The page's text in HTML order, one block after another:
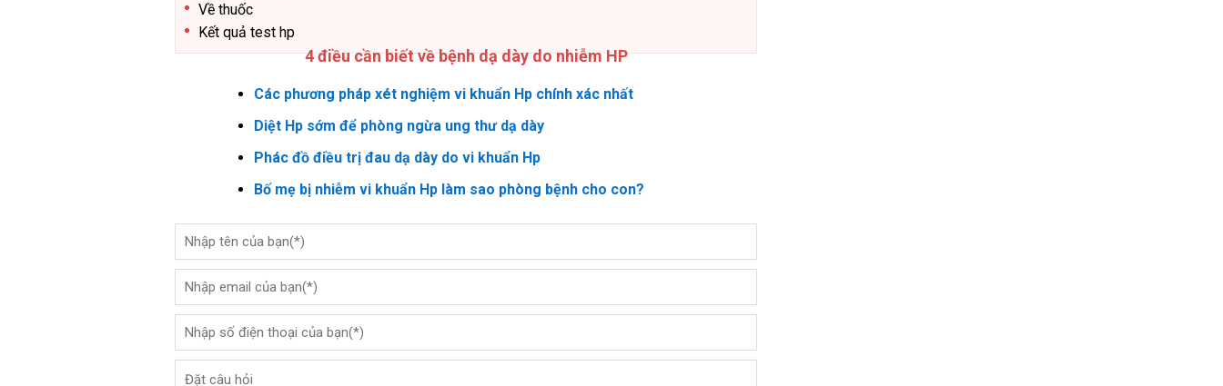
Về thuốc
Kết quả test hp
4 điều cần biết về bệnh dạ dày do nhiễm HP
Các phương pháp xét nghiệm vi khuẩn Hp chính xác nhất
Diệt Hp sớm để phòng ngừa ung thư dạ dày
Phác đồ điều trị đau dạ dày do vi khuẩn Hp
Bố mẹ bị nhiễm vi khuẩn Hp làm sao phòng bệnh cho con?